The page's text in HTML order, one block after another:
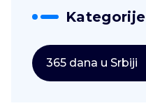
Kategorije
365 dana u Srbiji